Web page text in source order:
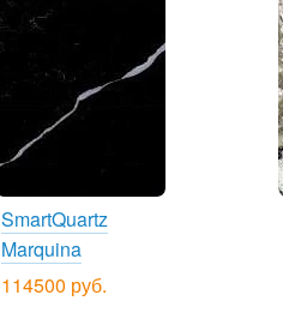
SmartQuartz
Marquina
114500 руб.